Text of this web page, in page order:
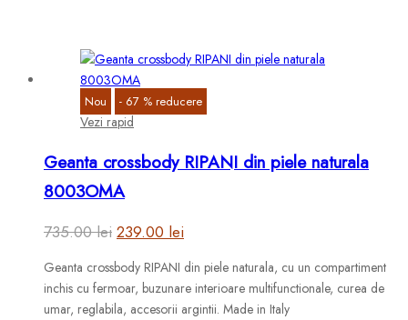
Nou - 67 % reducere
Vezi rapid
Geanta crossbody RIPANI din piele naturala
8003OMA
735.00lei Prețul
inițial
a
fost:
239.00 lei
curent
este:
239.00 lei.
Geanta crossbody RIPANI din piele naturala, cu un compartiment
inchis cu fermoar, buzunare interioare multifunctionale, curea de
umar, reglabila, accesorii argintii. Made in Italy